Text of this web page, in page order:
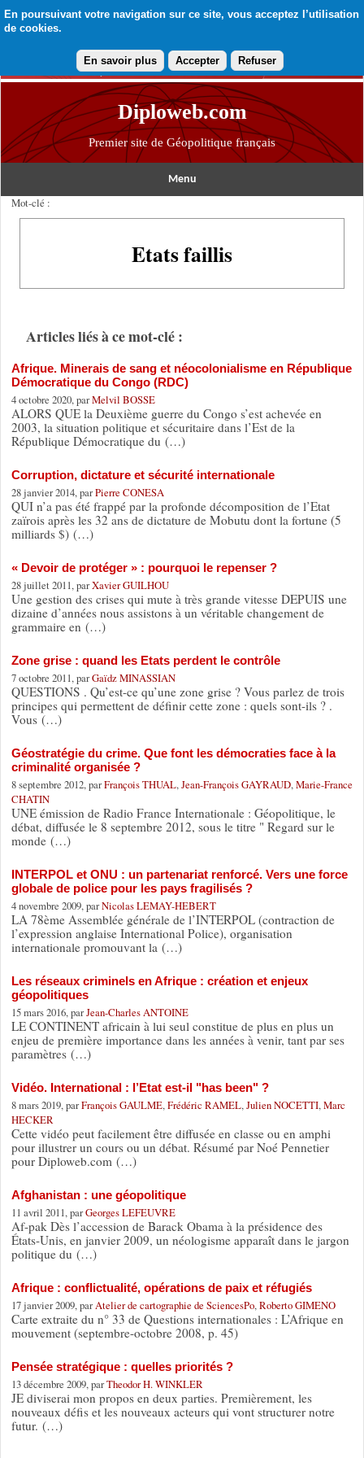
En poursuivant votre navigation sur ce site, vous acceptez l’utilisation
de cookies.
En savoir plus Accepter Refuser
Diploweb.com
Premier site de Géopolitique français
Menu
Mot-clé :
Etats faillis
Articles liés à ce mot-clé :
Afrique. Minerais de sang et néocolonialisme en République
Démocratique du Congo (RDC)
4 octobre 2020, parMelvil BOSSE
ALORS QUE la Deuxième guerre du Congo s’est achevée en
2003, la situation politique et sécuritaire dans l’Est de la
République Démocratique du (…)
Corruption, dictature et sécurité internationale
28 janvier 2014, parPierre CONESA
QUI n’a pas été frappé par la profonde décomposition de l’Etat
zaïrois après les 32 ans de dictature de Mobutu dont la fortune (5
milliards $) (…)
« Devoir de protéger » : pourquoi le repenser ?
28 juillet 2011, parXavier GUILHOU
Une gestion des crises qui mute à très grande vitesse DEPUIS une
dizaine d’années nous assistons à un véritable changement de
grammaire en (…)
Zone grise : quand les Etats perdent le contrôle
7 octobre 2011, parGaïdz MINASSIAN
QUESTIONS . Qu’est-ce qu’une zone grise ? Vous parlez de trois
principes qui permettent de définir cette zone : quels sont-ils ? .
Vous (…)
Géostratégie du crime. Que font les démocraties face à la
criminalité organisée ?
8 septembre 2012, parFrançois THUAL, Jean-François GAYRAUD, Marie-France
CHATIN
UNE émission de Radio France Internationale : Géopolitique, le
débat, diffusée le 8 septembre 2012, sous le titre " Regard sur le
monde (…)
INTERPOL et ONU : un partenariat renforcé. Vers une force
globale de police pour les pays fragilisés ?
4 novembre 2009, parNicolas LEMAY-HEBERT
LA 78ème Assemblée générale de l’INTERPOL (contraction de
l’expression anglaise International Police), organisation
internationale promouvant la (…)
Les réseaux criminels en Afrique : création et enjeux
géopolitiques
15 mars 2016, parJean-Charles ANTOINE
LE CONTINENT africain à lui seul constitue de plus en plus un
enjeu de première importance dans les années à venir, tant par ses
paramètres (…)
Vidéo. International : l’Etat est-il "has been" ?
8 mars 2019, parFrançois GAULME, Frédéric RAMEL, Julien NOCETTI, Marc
HECKER
Cette vidéo peut facilement être diffusée en classe ou en amphi
pour illustrer un cours ou un débat. Résumé par Noé Pennetier
pour Diploweb.com (…)
Afghanistan : une géopolitique
11 avril 2011, parGeorges LEFEUVRE
Af-pak Dès l’accession de Barack Obama à la présidence des
États-Unis, en janvier 2009, un néologisme apparaît dans le jargon
politique du (…)
Afrique : conflictualité, opérations de paix et réfugiés
17 janvier 2009, parAtelier de cartographie de SciencesPo, Roberto GIMENO
Carte extraite du n° 33 de Questions internationales : L’Afrique en
mouvement (septembre-octobre 2008, p. 45)
Pensée stratégique : quelles priorités ?
13 décembre 2009, parTheodor H. WINKLER
JE diviserai mon propos en deux parties. Premièrement, les
nouveaux défis et les nouveaux acteurs qui vont structurer notre
futur. (…)